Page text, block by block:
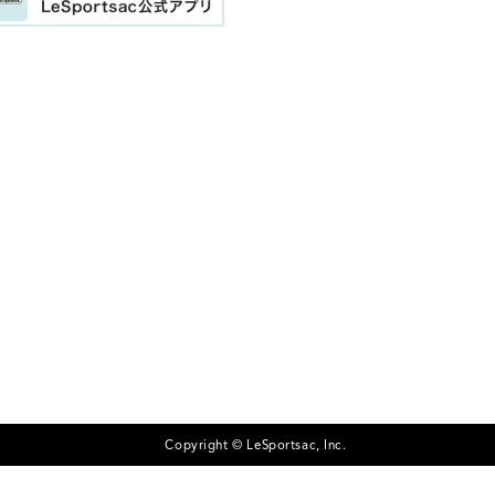
Copyright © LeSportsac, Inc.